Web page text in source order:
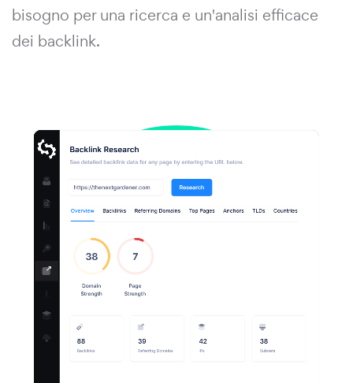
bisogno per una ricerca e un'analisi efficace
dei backlink.